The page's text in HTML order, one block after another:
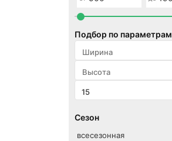
Подбор по параметрам
15
Сезон
всесезонная